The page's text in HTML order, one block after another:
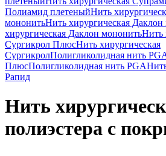
Полиамид плетеныйНить
мононитьНить хирургическая
хирургическая Даклон мононитьНить
Сургикрол ПлюсНить хирургическая
СургикролПолигликолидная нить
ПлюсПолигликолидная нить PGA
Рапид
Нить
полиэстера с